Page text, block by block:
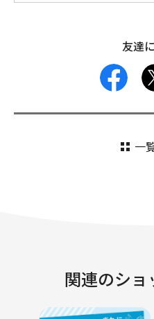
友達
一
関連のショ